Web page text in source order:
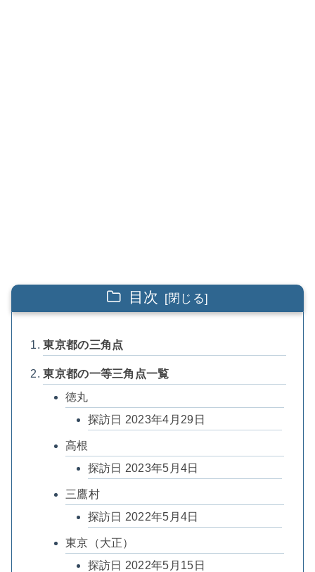
目次
東京都の三角点
東京都の一等三角点一覧
徳丸
探訪日 2023年4月29日
高根
探訪日 2023年5月4日
三鷹村
探訪日 2022年5月4日
東京（大正）
探訪日 2022年5月15日